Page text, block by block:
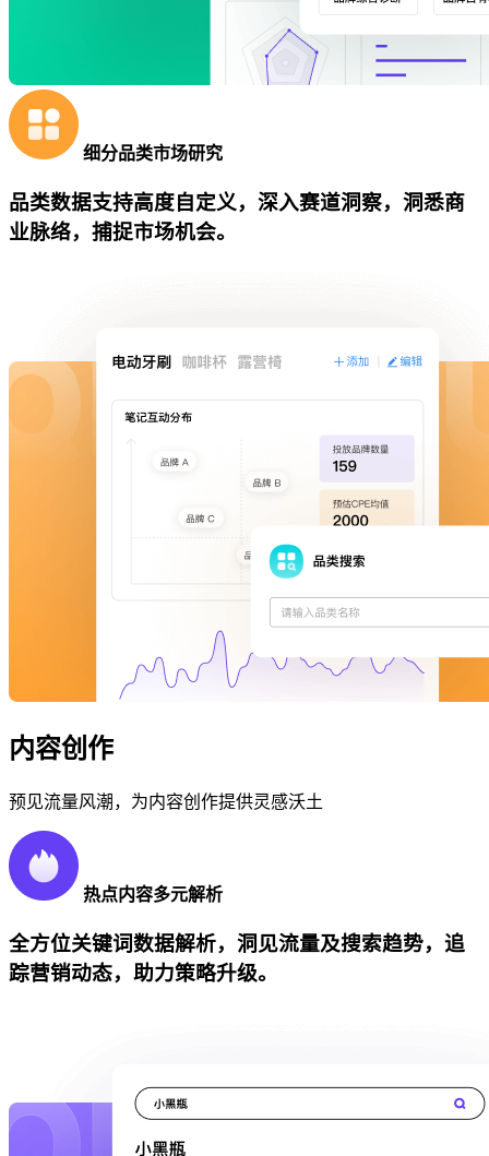
细分品类市场研究
品类数据支持高度自定义，深入赛道洞察，洞悉商
业脉络，捕捉市场机会。
内容创作
预见流量风潮，为内容创作提供灵感沃土
热点内容多元解析
全方位关键词数据解析，洞见流量及搜索趋势，追
踪营销动态，助力策略升级。